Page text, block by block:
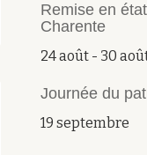
Remise en
Charente
24 août - 30
Journée du
19 septembre